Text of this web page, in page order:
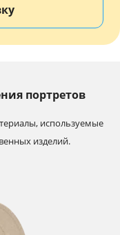
портретов
используемые
изделий.